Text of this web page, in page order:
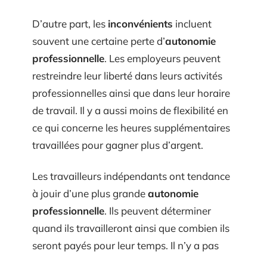
D’autre part, les inconvénients incluent
souvent une certaine perte d’autonomie
professionnelle. Les employeurs peuvent
restreindre leur liberté dans leurs activités
professionnelles ainsi que dans leur horaire
de travail. Il y a aussi moins de flexibilité en
ce qui concerne les heures supplémentaires
travaillées pour gagner plus d’argent.
Les travailleurs indépendants ont tendance
à jouir d’une plus grandeautonomie
professionnelle. Ils peuvent déterminer
quand ils travailleront ainsi que combien ils
seront payés pour leur temps. Il n’y a pas